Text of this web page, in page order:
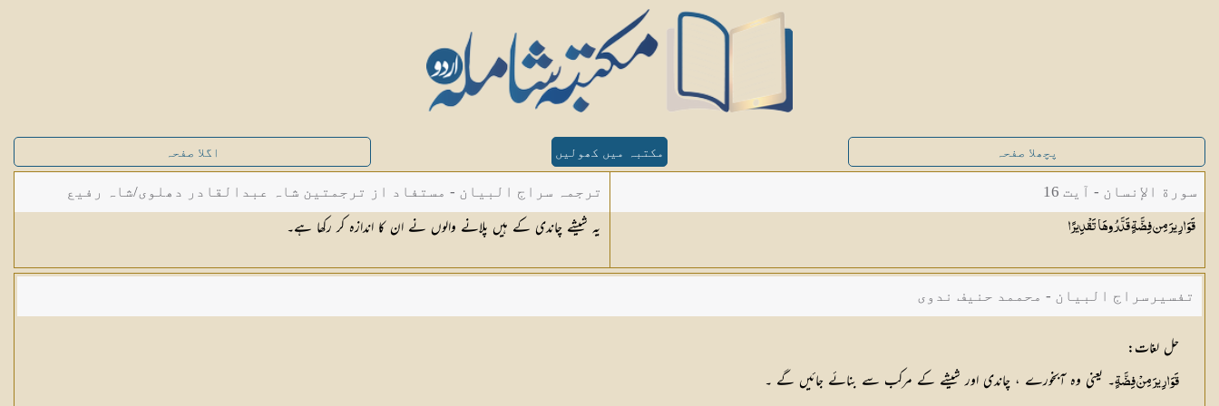
پچھلا صفحہ مکتبہ میں کھولیں اگلا صفحہ
سورة الإنسان - آیت 16
قَوَارِيرَ مِن فِضَّةٍ قَدَّرُوهَاتَقْدِيرًا
ترجمہ سراج البیان - مستفاد از ترجمتین شاہ عبدالقادر دھلوی/شاہ رفیع
الدین دھلوی
یہ شیشے چاندی کے ہیں پلانے والوں نے ان کا اندازہ کر رکھا ہے۔
تفسیرسراج البیان - محممد حنیف ندوی
حل لغات:
قَوَارِيرَ مِنْ فِضَّةٍ۔ یعنی وہ آبخورے ، چاندی اور شیشے کے مرکب سے بنائے جائیں گے ۔